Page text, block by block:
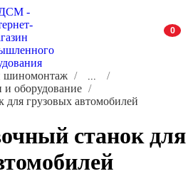
0
шиномонтаж ...
оборудование
для грузовых автомобилей
станок для